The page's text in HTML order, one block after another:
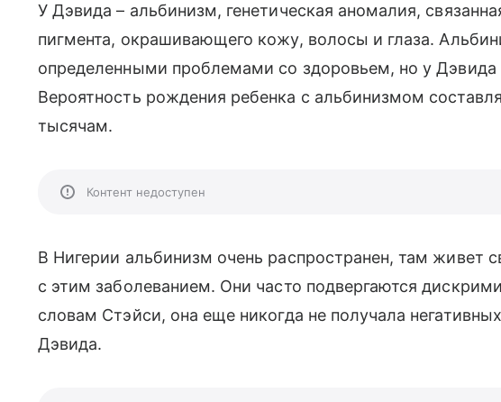
У Дэвида – альбинизм, генетическая аномалия,
пигмента, окрашивающего кожу, волосы и глаза.
определенными проблемами со здоровьем, но у Дэвида
Вероятность рождения ребенка с альбинизмом
тысячам.
Контент недоступен
В Нигерии альбинизм очень распространен, там живет
с этим заболеванием. Они часто подвергаются
словам Стэйси, она еще никогда не получала
Дэвида.